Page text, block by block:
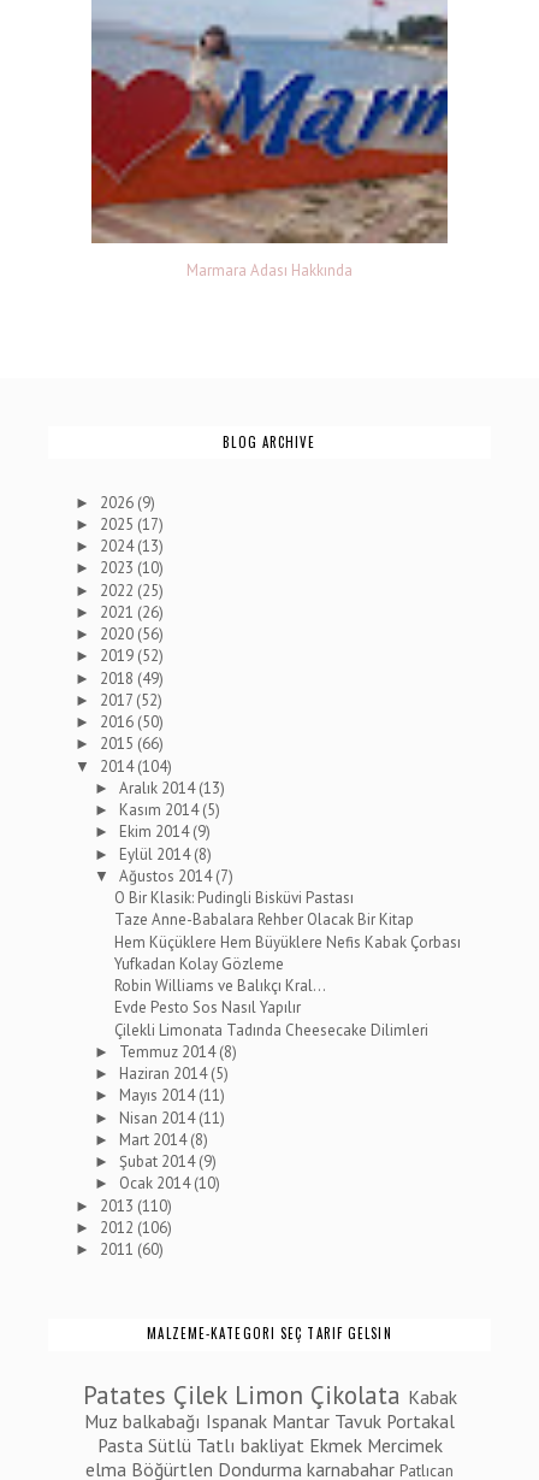
Marmara Adası Hakkında
BLOG ARCHIVE
► 2026 (9)
► 2025 (17)
► 2024(13)
► 2023 (10)
► 2022 (25)
► 2021 (26)
► 2020 (56)
► 2019 (52)
► 2018 (49)
► 2017 (52)
► 2016 (50)
► 2015 (66)
▼ 2014(104)
►Aralık 2014(13)
► Kasım 2014(5)
► Ekim 2014(9)
► Eylül 2014(8)
▼Ağustos 2014(7)
O Bir Klasik: Pudingli Bisküvi Pastası
Taze Anne-Babalara Rehber Olacak Bir Kitap
Hem Küçüklere Hem Büyüklere Nefis Kabak Çorbası
Yufkadan Kolay Gözleme
Robin Williams ve Balıkçı Kral...
Evde Pesto Sos Nasıl Yapılır
Çilekli Limonata Tadında Cheesecake Dilimleri
► Temmuz 2014(8)
► Haziran 2014(5)
► Mayıs 2014(11)
► Nisan 2014(11)
► Mart 2014(8)
►Şubat 2014(9)
► Ocak 2014(10)
► 2013 (110)
► 2012 (106)
► 2011 (60)
MALZEME-KATEGORI SEÇ TARIF GELSIN
Patates Çilek Limon Çikolata Kabak
Muz balkabağı Ispanak Mantar Tavuk Portakal
Pasta Sütlü Tatlı bakliyat Ekmek Mercimek
elma Böğürtlen Dondurma karnabahar Patlıcan